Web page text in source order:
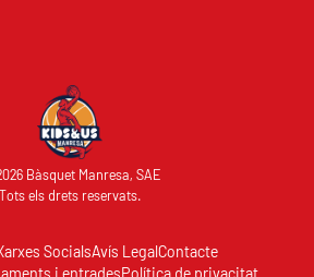
Bàsquet Manresa, SAE
Tots els drets reservats.
SocialsAvís LegalContacte
i entradesPolítica de privacitat